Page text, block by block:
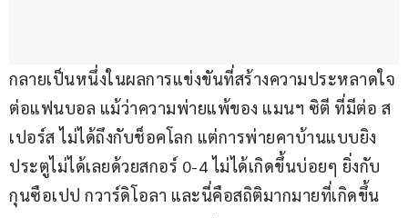
กลายเป็นหนึ่งในผลการแข่งขันที่สร้างความประหลาดใจ
ต่อแฟนบอล แม้ว่าความพ่ายแพ้ของ แมนฯ ซิตี ที่มีต่อ ส
เปอร์ส ไม่ได้ถึงกับช็อคโลก แต่การพ่ายคาบ้านแบบยิง
ประตูไม่ได้เลยด้วยสกอร์ 0-4 ไม่ได้เกิดขึ้นบ่อยๆ ยิ่งกับ
กุนซือเปป กวาร์ดิโอลา และนี่คือสถิติมากมายที่เกิดขึ้น